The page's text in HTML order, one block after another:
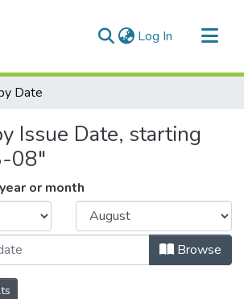
Log In (current)
Date
Issue Date, starting
08"
or month
Browse